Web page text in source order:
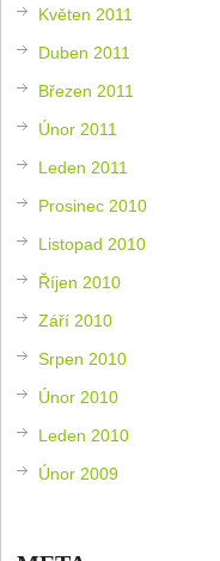
Květen 2011
Duben 2011
Březen 2011
Únor 2011
Leden 2011
Prosinec 2010
Listopad 2010
Říjen 2010
Září 2010
Srpen 2010
Únor 2010
Leden 2010
Únor 2009